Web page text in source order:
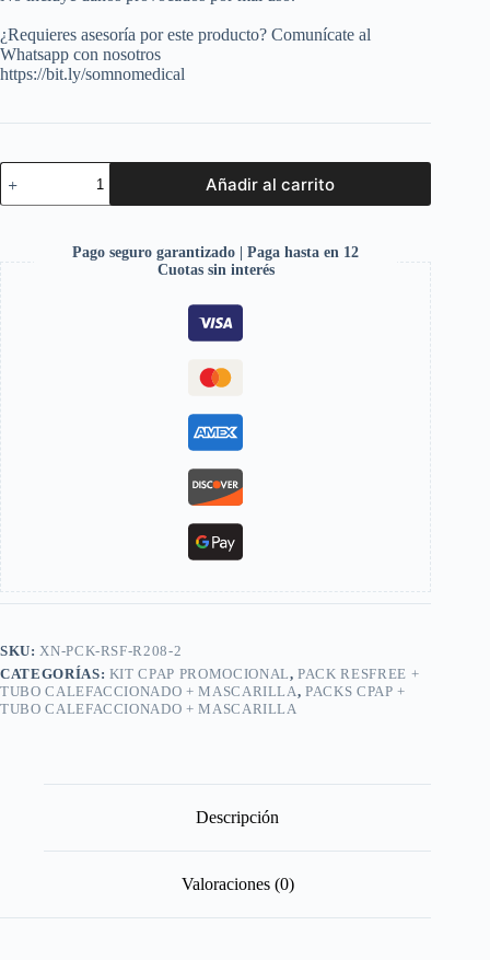
¿Requieres asesoría por este producto? Comunícate al
Whatsapp con nosotros
https://bit.ly/somnomedical
Añadir al carrito
Pago seguro garantizado | Paga hasta en 12
Cuotas sin interés
SKU:XN-PCK-RSF-R208-2
CATEGORÍAS: KIT CPAP PROMOCIONAL,PACK RESFREE +
TUBO CALEFACCIONADO + MASCARILLA,PACKS CPAP +
TUBO CALEFACCIONADO + MASCARILLA
Descripción
Valoraciones (0)